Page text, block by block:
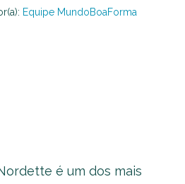
Equipe MundoBoaForma
é um dos mais